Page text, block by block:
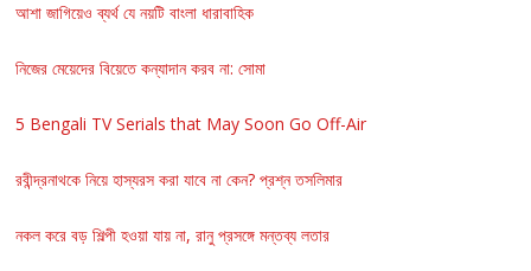
আশা জাগিয়েও ব্যর্থ যে নয়টি বাংলা ধারাবাহিক
নিজের মেয়েদের বিয়েতে কন্যাদান করব না: সোমা
5 Bengali TV Serials that May Soon Go Off-Air
রবীন্দ্রনাথকে নিয়ে হাস্যরস করা যাবে না কেন? প্রশ্ন তসলিমার
নকল করে বড় শিল্পী হওয়া যায় না, রানু প্রসঙ্গে মন্তব্য লতার